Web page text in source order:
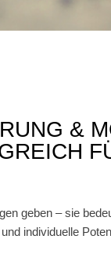
&
geben – sie
individuelle